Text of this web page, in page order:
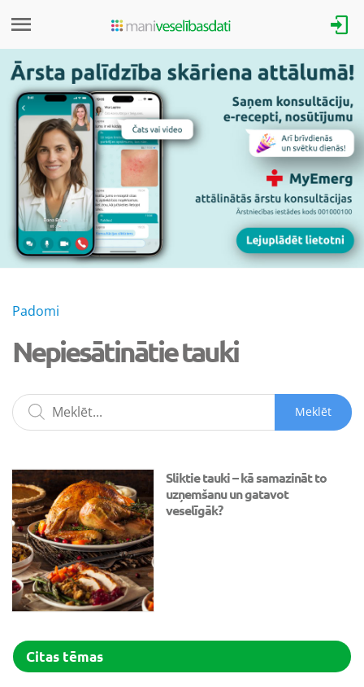
Padomi
Nepiesātinātie tauki
Meklēt
Sliktie tauki – kā samazināt to
uzņemšanu un gatavot
veselīgāk?
Citas tēmas